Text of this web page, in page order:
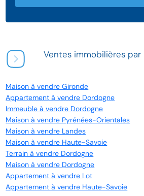
Ventes immobilières
Maison à vendre Gironde
Appartement à vendre Dordogne
Immeuble à vendre Dordogne
Maison à vendre Pyrénées-Orientales
Maison à vendre Landes
Maison à vendre Haute-Savoie
Terrain à vendre Dordogne
Maison à vendre Dordogne
Appartement à vendre Lot
Appartement à vendre Haute-Savoie